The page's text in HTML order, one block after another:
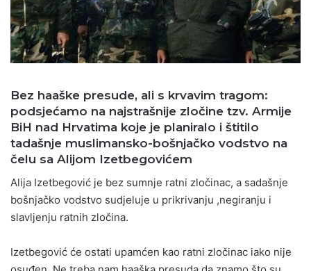
Bez haaške presude, ali s krvavim tragom:
podsjećamo na najstrašnije zločine tzv. Armije
BiH nad Hrvatima koje je planiralo i štitilo
tadašnje muslimansko-bošnjačko vodstvo na
čelu sa Alijom Izetbegovićem
Alija Izetbegović je bez sumnje ratni zločinac, a sadašnje
bošnjačko vodstvo sudjeluje u prikrivanju ,negiranju i
slavljenju ratnih zločina.
Izetbegović će ostati upamćen kao ratni zločinac iako nije